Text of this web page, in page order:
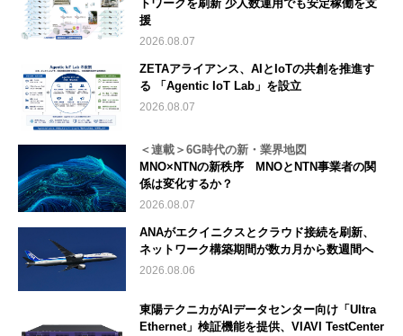
トワークを刷新 少人数運用でも安定稼働を支
援
2026.08.07
ZETAアライアンス、AIとIoTの共創を推進す
る 「Agentic IoT Lab」を設立
2026.08.07
＜連載＞6G時代の新・業界地図
MNO×NTNの新秩序 MNOとNTN事業者の関
係は変化するか？
2026.08.07
ANAがエクイニクスとクラウド接続を刷新、
ネットワーク構築期間が数カ月から数週間へ
2026.08.06
東陽テクニカがAIデータセンター向け「Ultra
Ethernet」検証機能を提供、VIAVI TestCenter